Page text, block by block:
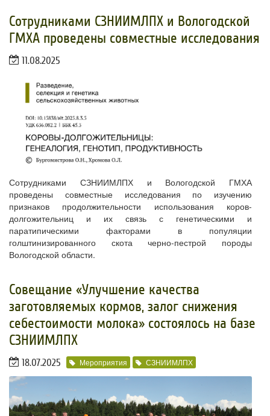
Сотрудниками СЗНИИМЛПХ и Вологодской
ГМХА проведены совместные исследования
11.08.2025
Сотрудниками СЗНИИМЛПХ и Вологодской ГМХА
проведены совместные исследования по изучению
признаков продолжительности использования коров-
долгожительниц и их связь с генетическими и
паратипическими факторами в популяции
голштинизированного скота черно-пестрой породы
Вологодской области.
Совещание «Улучшение качества
заготовляемых кормов, залог снижения
себестоимости молока» состоялось на базе
СЗНИИМЛПХ
18.07.2025 Мероприятия СЗНИИМЛПХ